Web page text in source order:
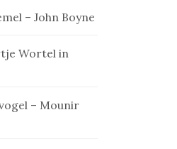
– John Boyne
Wortel in
– Mounir